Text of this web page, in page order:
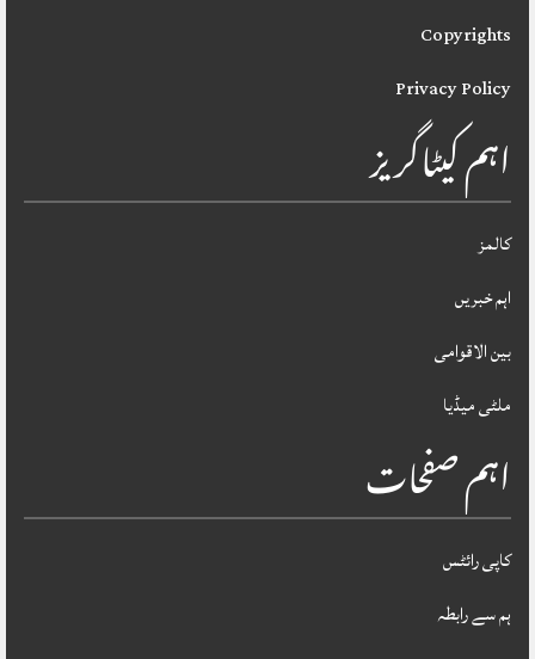
Copyrights
Privacy Policy
اہم کیٹاگریز
کالمز
اہم خبریں
بین الاقوامی
ملٹی میڈیا
اہم صفحات
کاپی رائٹس
ہم سے رابطہ